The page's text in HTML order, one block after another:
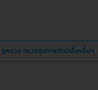
ดูหมวด ตรวจสุขภาพสัตว์เลี้ยงอื่นๆ